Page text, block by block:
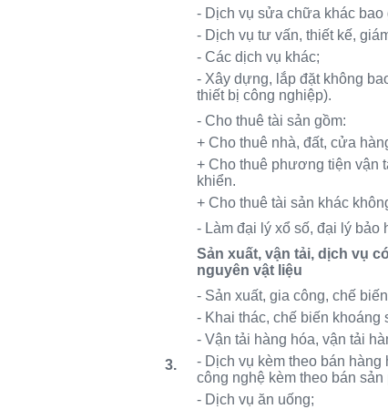
- Dịch vụ sửa chữa khác
- Dịch vụ tư vấn, thiết kế,
- Các dịch vụ khác;
- Xây dựng, lắp đặt không
thiết bị công nghiệp).
- Cho thuê tài sản gồm:
+ Cho thuê nhà, đất, cửa
+ Cho thuê phương tiện vận
khiển.
+ Cho thuê tài sản khác
- Làm đại lý xổ số, đại lý bảo
3.
Sản xuất, vận tải, dịch vụ
nguyên vật liệu
- Sản xuất, gia công, chế
- Khai thác, chế biến khoáng
- Vận tải hàng hóa, vận tải
- Dịch vụ kèm theo bán
công nghệ kèm theo bán sản
- Dịch vụ ăn uống;